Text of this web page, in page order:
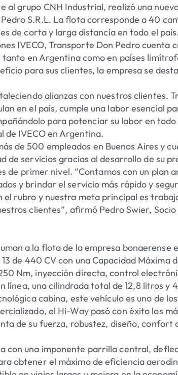
al grupo CNH Industrial, realizó una
S.R.L. La flota corresponde a 40
de corta y larga distancia en todo el país.
IVECO, Transporte Don Pedro cuenta
en Argentina como en países
para sus clientes, la empresa se
alianzas con nuestros clientes.
en el país, cumple una labor esencial
para potenciar su labor en
de IVECO en Argentina.
de 500 empleados en Buenos Aires y
de servicios gracias al desarrollo de su
de primer nivel. “Contamos con un plan
y brindar el servicio más rápido y
el rubro y nuestra meta principal es
clientes”, afirmó Pedro Swier,
a la flota de la empresa bonaerense
de 440 CV con una Capacidad Máxima
Nm, inyección directa, control
línea, una cilindrada total de 12,8 litros y
cabina, este vehículo es uno de
el Hi-Way pasó con éxito los
de su fuerza, robustez, diseño, confort
con una imponente parrilla central,
obtener el máximo de eficiencia